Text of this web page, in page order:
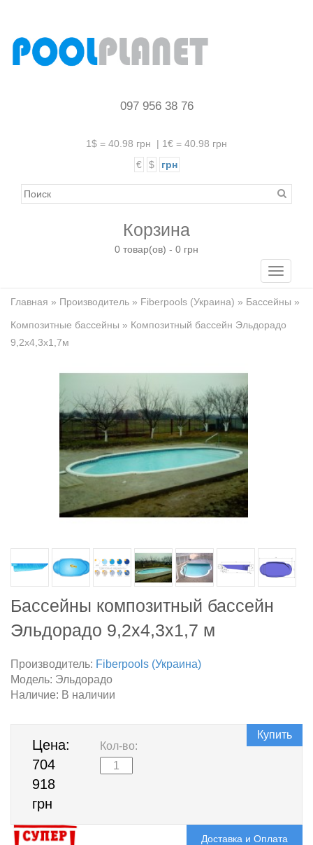
097 956 38 76
1$ = 40.98 грн | 1€ = 40.98 грн
€
$ грн
Корзина
0 товар(ов) - 0 грн
Toggle
Главная » Производитель » Fiberpools (Украина) » Бассейны »
Композитные бассейны » Композитный бассейн Эльдорадо
9,2х4,3х1,7м
Бассейны композитный бассейн
Эльдорадо 9,2х4,3х1,7 м
Производитель: Fiberpools (Украина)
Модель: Эльдорадо
Наличие: В наличии
Цена:
704
918
грн
Кол-во:
Купить
Доставка и Оплата